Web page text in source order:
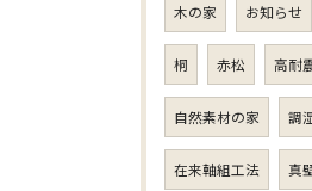
木の家 お知らせ
桐 赤松 高耐
自然素材の家 調
在来軸組工法 真